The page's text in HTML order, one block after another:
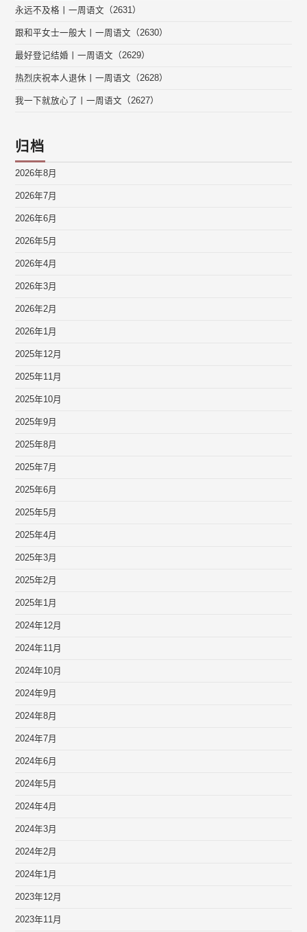
永远不及格丨一周语文（2631）
跟和平女士一般大丨一周语文（2630）
最好登记结婚丨一周语文（2629）
热烈庆祝本人退休丨一周语文（2628）
我一下就放心了丨一周语文（2627）
归档
2026年8月
2026年7月
2026年6月
2026年5月
2026年4月
2026年3月
2026年2月
2026年1月
2025年12月
2025年11月
2025年10月
2025年9月
2025年8月
2025年7月
2025年6月
2025年5月
2025年4月
2025年3月
2025年2月
2025年1月
2024年12月
2024年11月
2024年10月
2024年9月
2024年8月
2024年7月
2024年6月
2024年5月
2024年4月
2024年3月
2024年2月
2024年1月
2023年12月
2023年11月